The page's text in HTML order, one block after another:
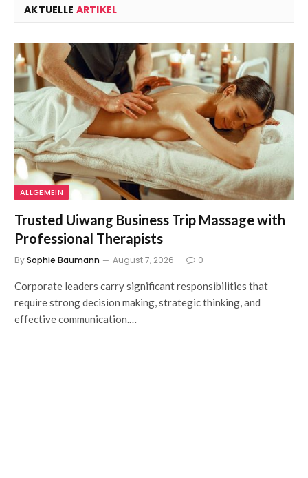
AKTUELLE ARTIKEL
ALLGEMEIN
Trusted Uiwang Business Trip Massage with
Professional Therapists
BySophie Baumann August 7, 2026 0
Corporate leaders carry significant responsibilities that
require strong decision making, strategic thinking, and
effective communication.…